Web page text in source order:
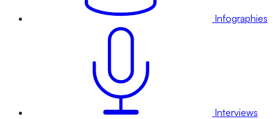
Infographies
Interviews